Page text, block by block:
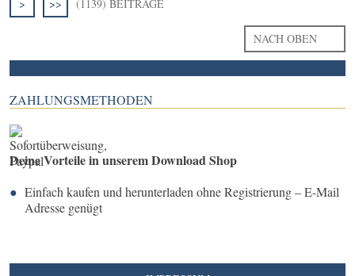
> >> (1139) BEITRÄGE
NACH OBEN
ZAHLUNGSMETHODEN
Deine Vorteile in unserem Download Shop
Einfach kaufen und herunterladen ohne Registrierung – E-Mail
Adresse genügt